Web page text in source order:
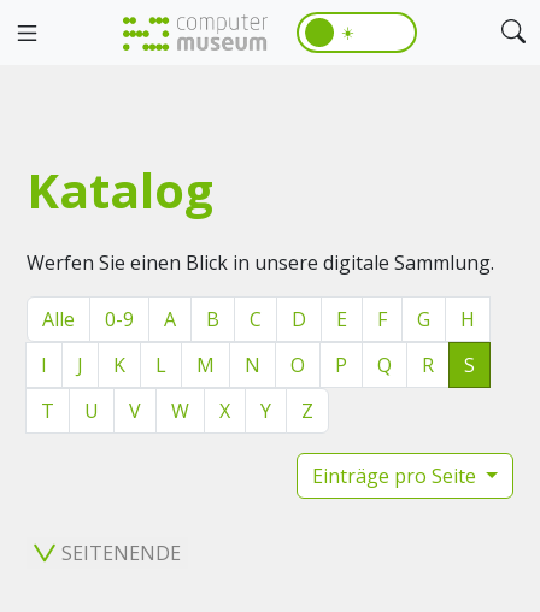
☀️
Katalog
Werfen Sie einen Blick in unsere digitale Sammlung.
Alle 0-9 A B C D E F G
H
I
J K L M N O P Q R
S
T
U V W X Y Z
Einträge pro Seite
SEITENENDE